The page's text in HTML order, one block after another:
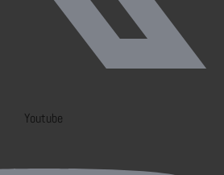
Youtube